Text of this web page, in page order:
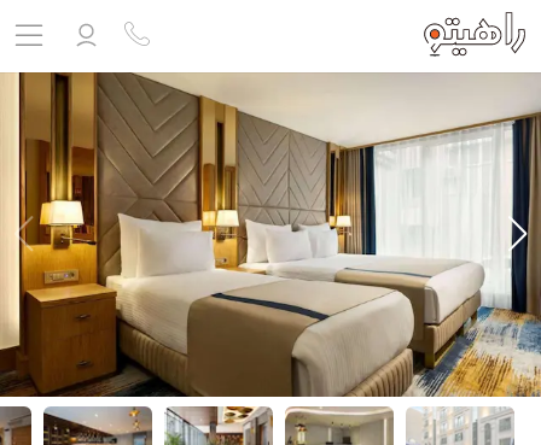
مشاهده پروفایل
خروج
ورود به حساب کاربری
حساب کاربری ندارید؟ ثبت نامکنید
ثبت نام آژانس
بلیط هواپیما
درباره ما